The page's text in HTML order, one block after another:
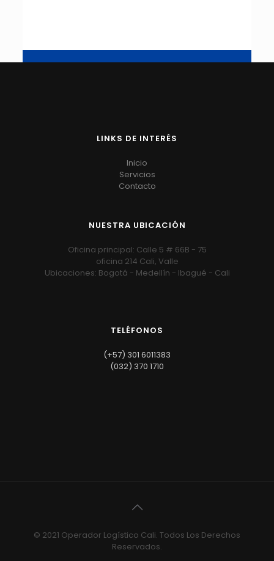
LINKS DE INTERÉS
Inicio
Servicios
Contacto
NUESTRA UBICACIÓN
Oficina principal: Calle 5 # 66B - 75
oficina 214 Cali, Valle
Ubicaciones: Bogotá - Medellín - Ibagué - Cali
TELÉFONOS
(+57) 301 6011383
(032) 370 1710
© 2021 Operador Logístico Cali. Todos Los Derechos
Reservados.